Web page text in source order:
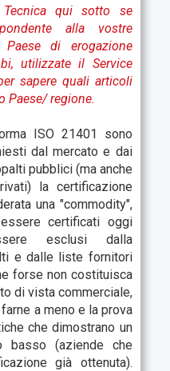
Tecnica qui sotto se
alla vostre
di erogazione
utilizzate il Service
sapere quali articoli
Paese/ regione.
ISO 21401 sono
dal mercato e dai
pubblici (ma anche
la certificazione
una "commodity",
certificati oggi
esclusi dalla
e dalle liste fornitori
forse non costituisca
di vista commerciale,
a meno e la prova
che dimostrano un
basso (aziende che
già ottenuta).